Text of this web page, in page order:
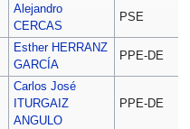
Alejandro
CERCAS
PSE
Esther HERRANZ
GARCÍA
PPE-DE
Carlos José
ITURGAIZ
ANGULO
PPE-DE